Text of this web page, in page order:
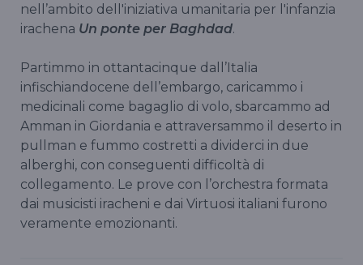
nell’ambito dell'iniziativa umanitaria per l'infanzia
irachena Un ponte per Baghdad.
Partimmo in ottantacinque dall’Italia
infischiandocene dell’embargo, caricammo i
medicinali come bagaglio di volo, sbarcammo ad
Amman in Giordania e attraversammo il deserto in
pullman e fummo costretti a dividerci in due
alberghi, con conseguenti difficoltà di
collegamento. Le prove con l’orchestra formata
dai musicisti iracheni e dai Virtuosi italiani furono
veramente emozionanti.